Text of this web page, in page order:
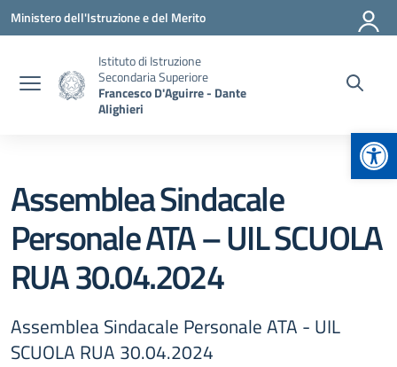
Vai ai contenuti
Vai al menu di navigazione
Vai al footer
Ministero dell'Istruzione e del Merito
Istituto di Istruzione
Secondaria Superiore
Francesco D'Aguirre - Dante
Alighieri
Assemblea Sindacale
Personale ATA – UIL SCUOLA
RUA 30.04.2024
Assemblea Sindacale Personale ATA - UIL
SCUOLA RUA 30.04.2024